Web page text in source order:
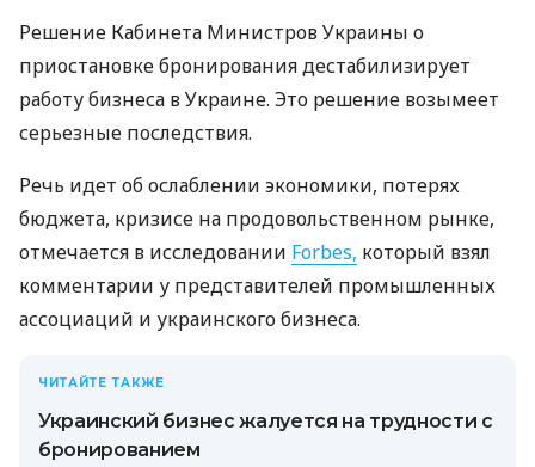
Решение Кабинета Министров Украины о
приостановке бронирования дестабилизирует
работу бизнеса в Украине. Это решение возымеет
серьезные последствия.
Речь идет об ослаблении экономики, потерях
бюджета, кризисе на продовольственном рынке,
отмечается в исследовании Forbes, который взял
комментарии у представителей промышленных
ассоциаций и украинского бизнеса.
ЧИТАЙТЕ ТАКЖЕ
Украинский бизнес жалуется на трудности с
бронированием